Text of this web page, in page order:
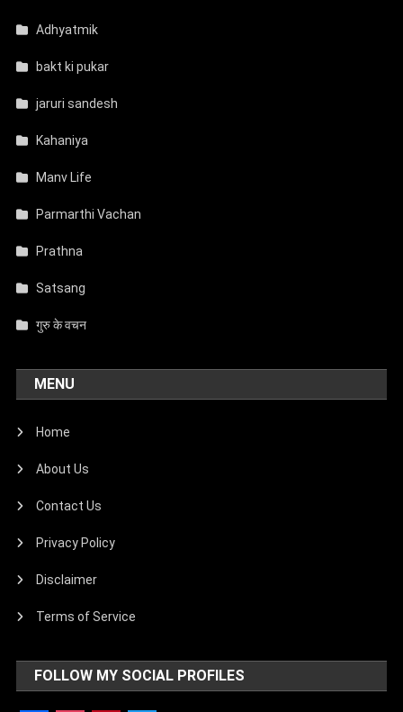
Adhyatmik
bakt ki pukar
jaruri sandesh
Kahaniya
Manv Life
Parmarthi Vachan
Prathna
Satsang
गुरु के वचन
MENU
Home
About Us
Contact Us
Privacy Policy
Disclaimer
Terms of Service
FOLLOW MY SOCIAL PROFILES